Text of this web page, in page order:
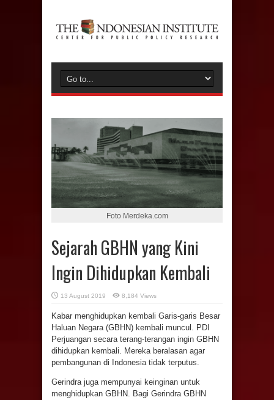
Foto Merdeka.com
Sejarah GBHN yang Kini
Ingin Dihidupkan Kembali
13 August 2019 8,184 Views
Kabar menghidupkan kembali Garis-garis Besar
Haluan Negara (GBHN) kembali muncul. PDI
Perjuangan secara terang-terangan ingin GBHN
dihidupkan kembali. Mereka beralasan agar
pembangunan di Indonesia tidak terputus.
Gerindra juga mempunyai keinginan untuk
menghidupkan GBHN. Bagi Gerindra GBHN